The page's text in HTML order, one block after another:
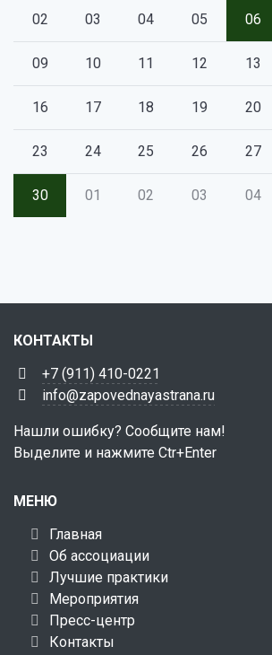
02 03 04 05 06
09 10 11 12 13
16 17 18 19 20
23 24 25 26 27
30 01 02 03 04
КОНТАКТЫ
+7 (911) 410-0221
info@zapovednayastrana.ru
Нашли ошибку? Сообщите нам!
Выделите и нажмите Ctr+Enter
МЕНЮ
Главная
Об ассоциации
Лучшие практики
Мероприятия
Пресс-центр
Контакты